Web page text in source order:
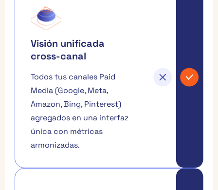
Visión unificada
cross-canal
Todos tus canales Paid
Media (Google, Meta,
Amazon, Bing, Pinterest)
agregados en una interfaz
única con métricas
armonizadas.